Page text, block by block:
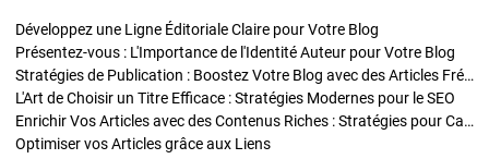
Développez une Ligne Éditoriale Claire pour Votre Blog
Présentez-vous : L'Importance de l'Identité Auteur pour Votre Blog
Stratégies de Publication : Boostez Votre Blog avec des Articles Fréquents et Exclusifs
L'Art de Choisir un Titre Efficace : Stratégies Modernes pour le SEO
Enrichir Vos Articles avec des Contenus Riches : Stratégies pour Captiver et Optimiser
Optimiser vos Articles grâce aux Liens